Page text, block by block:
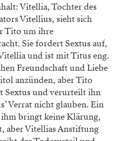
Vitellia, Tochter des
Vitellius, sieht sich
Tito um ihre
Siefordert Sextus auf,
und ist mit Titus eng.
Freundschaft und Liebe
anzünden, aber Tito
Sextus und verurteilt ihn
Verratnicht glauben. Ein
ihm bringt keine Klärung,
aber Vitellias Anstiftung